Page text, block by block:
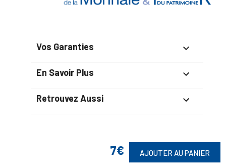
7€ AJOUTER AU PANIER
Vos Garanties 
En Savoir Plus 
Retrouvez Aussi 
Suivez-Nous